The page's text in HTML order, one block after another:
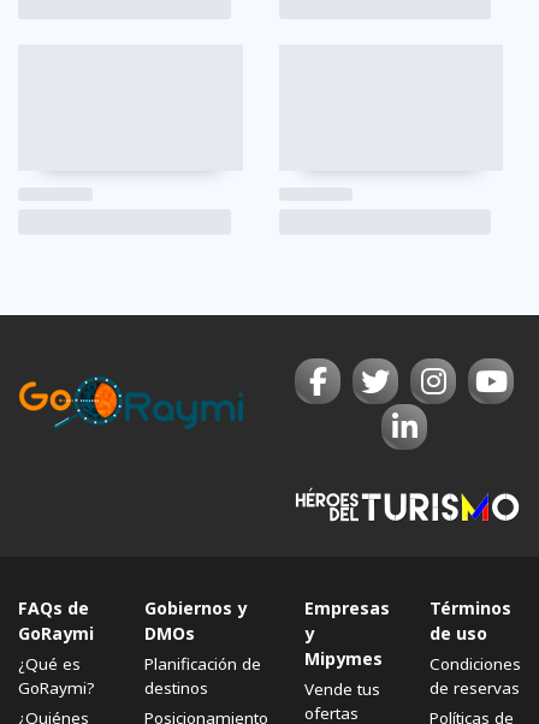
FAQs de
GoRaymi
¿Qué es
GoRaymi?
¿Quiénes
Gobiernos y
DMOs
Planificación de
destinos
Posicionamiento
Empresas
y
Mipymes
Vende tus
ofertas
Términos
de uso
Condiciones
de reservas
Políticas de